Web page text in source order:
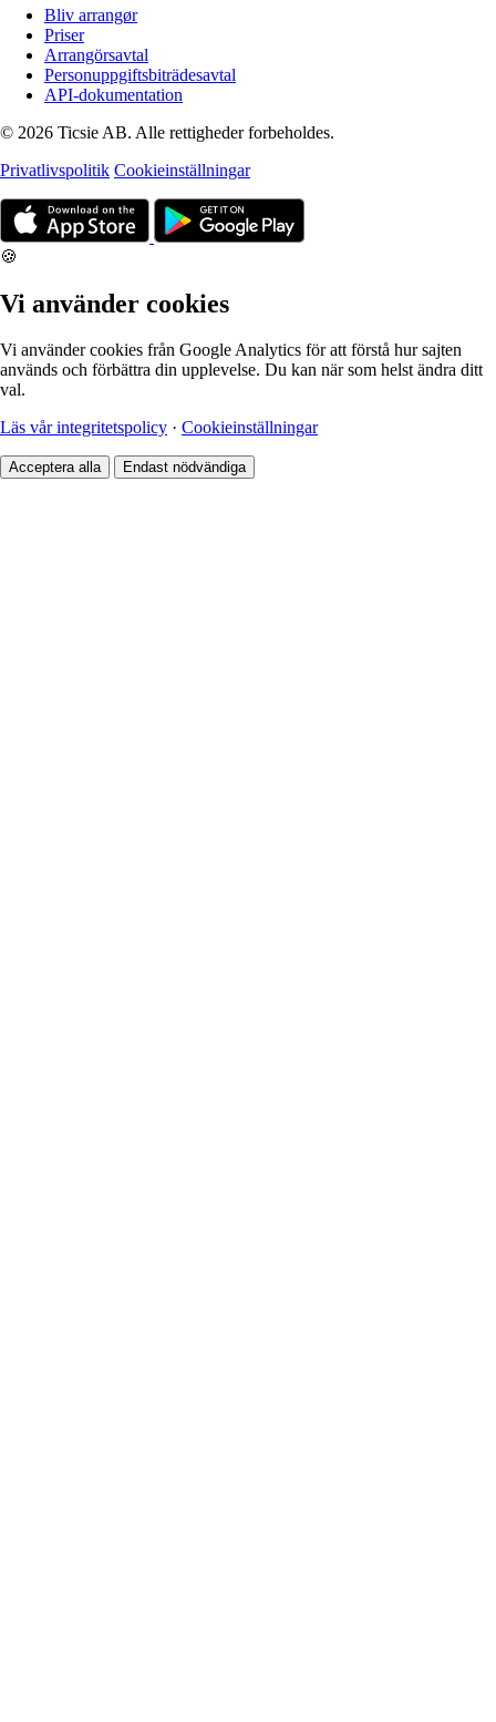
Bliv arrangør
Priser
Arrangörsavtal
Personuppgiftsbiträdesavtal
API-dokumentation
© 2026 Ticsie AB. Alle rettigheder forbeholdes.
Privatlivspolitik Cookieinställningar
🍪
Vi använder cookies
Vi använder cookies från Google Analytics för att förstå hur sajten
används och förbättra din upplevelse. Du kan när som helst ändra ditt
val.
Läs vår integritetspolicy · Cookieinställningar
Acceptera alla Endast nödvändiga